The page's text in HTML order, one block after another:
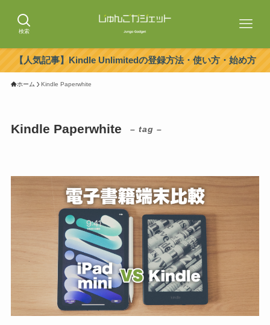
検索
【人気記事】Kindle Unlimitedの登録方法・使い方・始め方
ホーム Kindle Paperwhite
Kindle Paperwhite – tag –